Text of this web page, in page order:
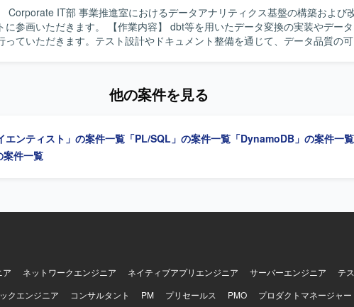
辺ツールとしてGithub、Slack、Notion、Datadog、Linearを活用しており、
Anthropic APIなどの生成AI関連サービスや、Github Copilot、Cursor
発支援ツールも積極的に利用できる環境です。
Corporate IT部 事業推進室におけるデータアナリティクス基盤の構築および
【作業内容】 dbt等を用いたデータ変換の実装やデータモ
っていただきます。テスト設計やドキュメント整備を通じて、データ品質の
待つだけでなく自ら課題を発見して主体的に行動できる方を求めています。技
クス基盤の構築から改善まで一貫して携わることができ、データ品質向上や標
社的な意思決定を支える基盤づくりに貢献できるポジションです。dbtやETL／
他の案件を見る
エンティスト」の案件一覧 「PL/SQL」の案件一覧 「DynamoDB」の案件一覧
件一覧
ア ネットワークエンジニア ネイティブアプリエンジニア サーバーエンジニア テ
クエンジニア
コンサルタント PM プリセールス PMO プロダクトマネージャー